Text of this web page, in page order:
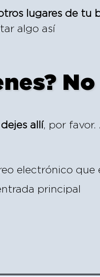
lugares de tu
algo así
allí, por favor.
electrónico que
principal